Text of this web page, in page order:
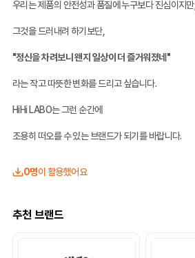
우리는 제품의 안전성과 품질에 누구보다 진심이지만,
그것을 드러내려 하기보단,
"정신을 차려보니 왠지 일상이 더 즐거워졌네"
라는 작고 따뜻한 변화를 드리고 싶습니다.
HiHi LABO는 그런 순간에
조용히 떠오를 수 있는 브랜드가 되기를 바랍니다.
0명이 활용했어요
추천 브랜드